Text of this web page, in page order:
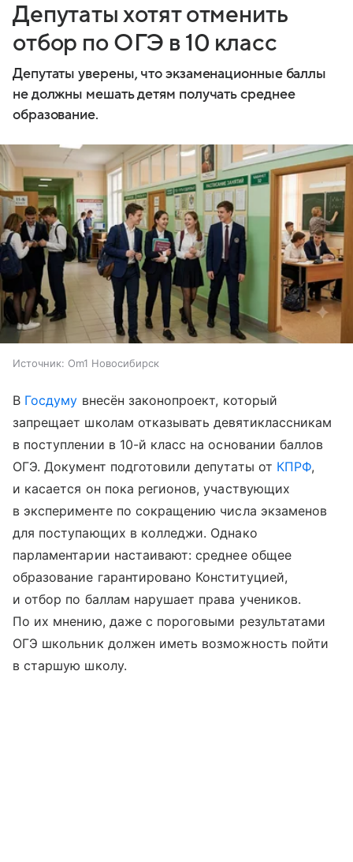
Депутаты хотят отменить
отбор по ОГЭ в 10 класс
Депутаты уверены, что экзаменационные баллы
не должны мешать детям получать среднее
образование.
Источник: Om1 Новосибирск
В Госдуму внесён законопроект, который
запрещает школам отказывать девятиклассникам
в поступлении в 10-й класс на основании баллов
ОГЭ. Документ подготовили депутаты от КПРФ,
и касается он пока регионов, участвующих
в эксперименте по сокращению числа экзаменов
для поступающих в колледжи. Однако
парламентарии настаивают: среднее общее
образование гарантировано Конституцией,
и отбор по баллам нарушает права учеников.
По их мнению, даже с пороговыми результатами
ОГЭ школьник должен иметь возможность пойти
в старшую школу.